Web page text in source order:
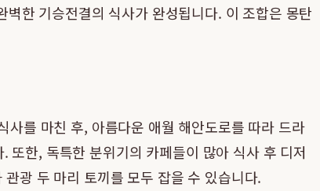
한 기승전결의 식사가 완성됩니다. 이 조합은 몽탄
를 마친 후, 아름다운 애월 해안도로를 따라 드라
또한, 독특한 분위기의 카페들이 많아 식사 후 디저
광 두 마리 토끼를 모두 잡을 수 있습니다.